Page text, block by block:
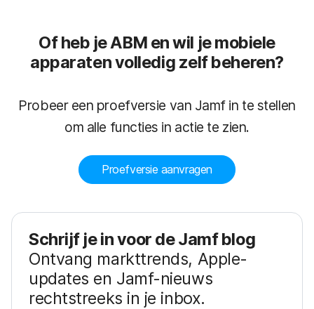
Of heb je ABM en wil je mobiele
apparaten volledig zelf beheren?
Probeer een proefversie van Jamf in te stellen
om alle functies in actie te zien.
Proefversie aanvragen
Schrijf je in voor de Jamf blog
Ontvang markttrends, Apple-
updates en Jamf-nieuws
rechtstreeks in je inbox.